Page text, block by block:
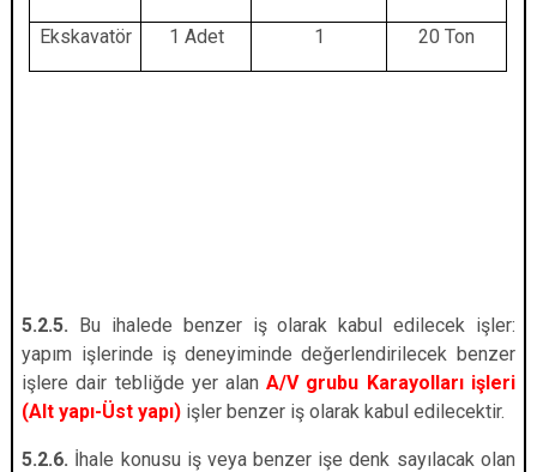
Ekskavatör 1 Adet 1 20 Ton
5.2.5. Bu ihalede benzer iş olarak kabul edilecek işler:
yapım işlerinde iş deneyiminde değerlendirilecek benzer
işlere dair tebliğde yer alanA/V grubu Karayolları işleri
(Alt yapı-Üst yapı) işler benzer iş olarak kabul edilecektir.
5.2.6. İhale konusu iş veya benzer işe denk sayılacak olan